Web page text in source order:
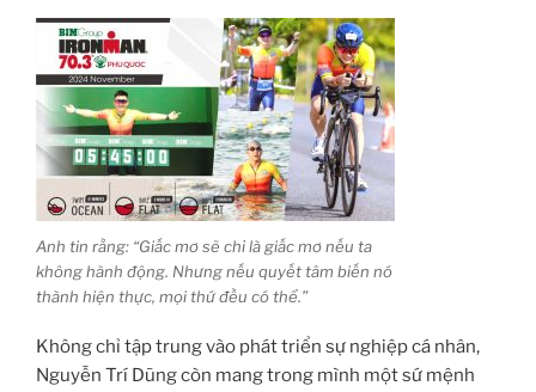
Anh tin rằng: “Giấc mơ sẽ chỉ là giấc mơ nếu ta
không hành động. Nhưng nếu quyết tâm biến nó
thành hiện thực, mọi thứ đều có thể.”
Không chỉ tập trung vào phát triển sự nghiệp cá nhân,
Nguyễn Trí Dũng còn mang trong mình một sứ mệnh